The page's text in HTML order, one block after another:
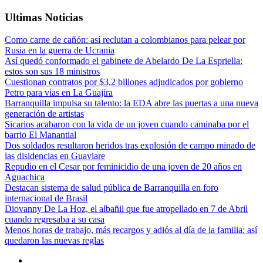
Ultimas Noticias
Como carne de cañón: así reclutan a colombianos para pelear por
Rusia en la guerra de Ucrania
Así quedó conformado el gabinete de Abelardo De La Espriella:
estos son sus 18 ministros
Cuestionan contratos por $3,2 billones adjudicados por gobierno
Petro para vías en La Guajira
Barranquilla impulsa su talento: la EDA abre las puertas a una nueva
generación de artistas
Sicarios acabaron con la vida de un joven cuando caminaba por el
barrio El Manantial
Dos soldados resultaron heridos tras explosión de campo minado de
las disidencias en Guaviare
Repudio en el Cesar por feminicidio de una joven de 20 años en
Aguachica
Destacan sistema de salud pública de Barranquilla en foro
internacional de Brasil
Diovanny De La Hoz, el albañil que fue atropellado en 7 de Abril
cuando regresaba a su casa
Menos horas de trabajo, más recargos y adiós al día de la familia: así
quedaron las nuevas reglas